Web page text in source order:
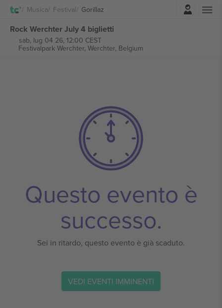
Musica Festival Gorillaz
Rock Werchter July 4 biglietti
sab, lug 04 26, 12:00 CEST
Festivalpark Werchter, Werchter, Belgium
Questo evento è
successo.
Sei in ritardo, questo evento è già scaduto.
VEDI EVENTI IMMINENTI